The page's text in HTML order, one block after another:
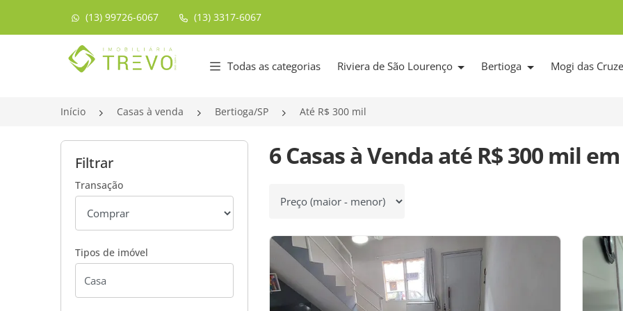
(13) 99726-6067 (13) 3317-6067
Página inicial
Todas as categorias Riviera de São Lourenço Bertioga Mogi das
Início Casas à venda Bertioga/SP Até R$ 300 mil
Filtrar
Transação
Tipos de imóvel
6 Casas à Venda até R$ 300 mil
Ordenar por